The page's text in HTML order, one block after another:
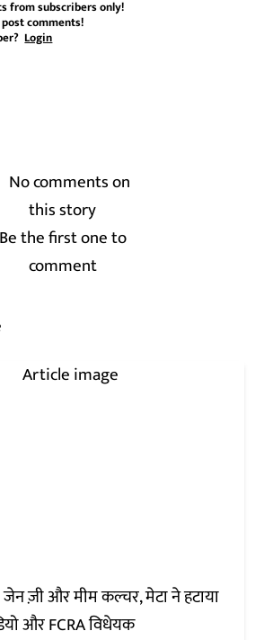
from subscribers only!
comments!
Login
Be the first one to
comment
ज़ी और मीम कल्चर, मेटा ने हटाया
और FCRA विधेयक